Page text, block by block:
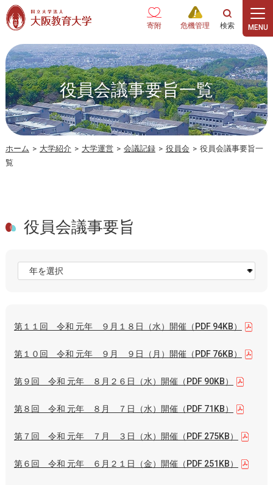
本文へ
寄附 危機管理
役員会議事要旨一覧
ホーム > 大学紹介 > 大学運営 > 会議記録 > 役員会 > 役員会議事要旨一
覧
役員会議事要旨
第１１回 令和 元年 ９月１８日（水）開催（PDF 94KB）
第１０回 令和 元年 ９月 ９日（月）開催（PDF 76KB）
第９回 令和 元年 ８月２６日（水）開催（PDF 90KB）
第８回 令和 元年 ８月 ７日（水）開催（PDF 71KB）
第７回 令和 元年 ７月 ３日（水）開催（PDF 275KB）
第６回 令和 元年 ６月２１日（金）開催（PDF 251KB）